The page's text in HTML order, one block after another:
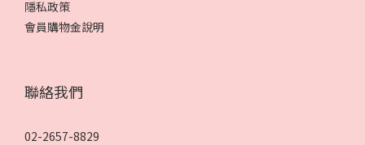
隱私政策
會員購物金說明
聯絡我們
02-2657-8829